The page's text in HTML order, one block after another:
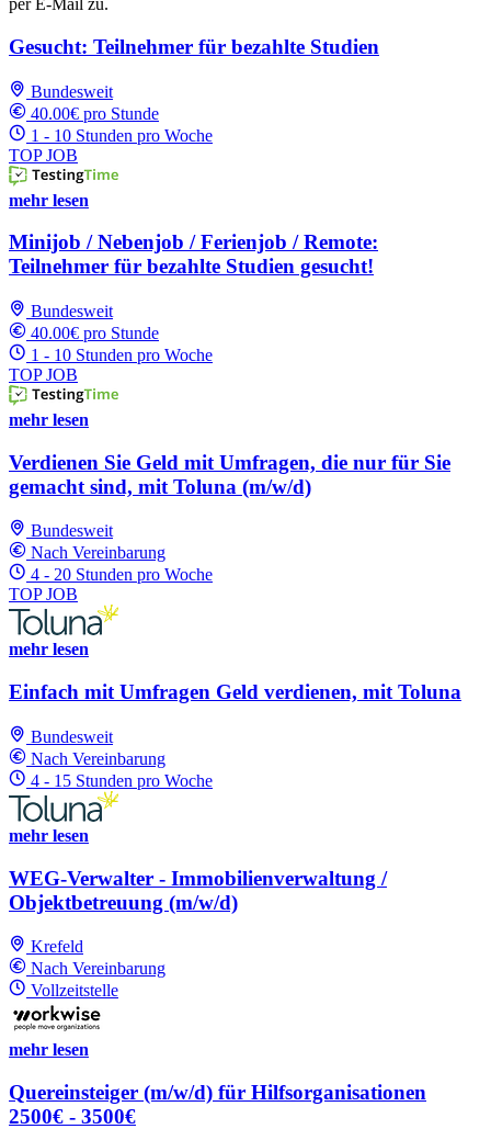
per E-Mail zu.
Gesucht: Teilnehmer für bezahlte Studien
Bundesweit
40.00€ pro Stunde
1 - 10 Stunden pro Woche
TOP JOB
mehr lesen
Minijob / Nebenjob / Ferienjob / Remote:
Teilnehmer für bezahlte Studien gesucht!
Bundesweit
40.00€ pro Stunde
1 - 10 Stunden pro Woche
TOP JOB
mehr lesen
Verdienen Sie Geld mit Umfragen, die nur für Sie
gemacht sind, mit Toluna (m/w/d)
Bundesweit
Nach Vereinbarung
4 - 20 Stunden pro Woche
TOP JOB
mehr lesen
Einfach mit Umfragen Geld verdienen, mit Toluna
Bundesweit
Nach Vereinbarung
4 - 15 Stunden pro Woche
mehr lesen
WEG-Verwalter - Immobilienverwaltung /
Objektbetreuung (m/w/d)
Krefeld
Nach Vereinbarung
Vollzeitstelle
mehr lesen
Quereinsteiger (m/w/d) für Hilfsorganisationen
2500€ - 3500€